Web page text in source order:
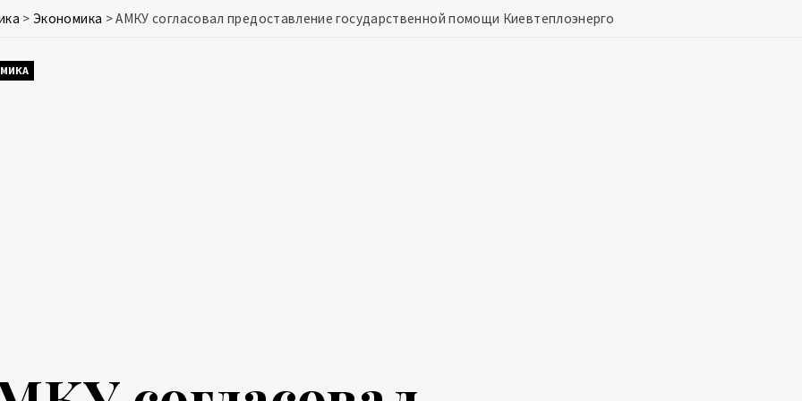
> Экономика >АМКУ согласовал предоставление государственной помощи Киевтеплоэнерго